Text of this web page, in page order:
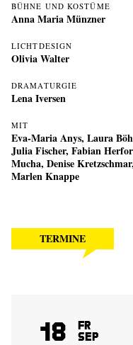
BÜHNE UND KOSTÜME
Anna Maria Münzner
LICHTDESIGN
Olivia Walter
DRAMATURGIE
Lena Iversen
MIT
Eva-Maria Anys, Laura
Julia Fischer, Fabian
Mucha, Denise
Marlen Knappe
TERMINE
18 Fr
Sep